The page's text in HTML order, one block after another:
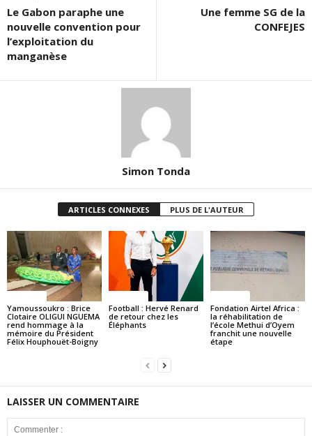
Le Gabon paraphe une
nouvelle convention pour
l’exploitation du
manganèse
Une femme SG de la
CONFEJES
Simon Tonda
ARTICLES CONNEXES PLUS DE L'AUTEUR
Yamoussoukro : Brice
Clotaire OLIGUI NGUEMA
rend hommage à la
mémoire du Président
Félix Houphouët-Boigny
Football : Hervé Renard
de retour chez les
Éléphants
Fondation Airtel Africa :
la réhabilitation de
l’école Methui d’Oyem
franchit une nouvelle
étape
LAISSER UN COMMENTAIRE